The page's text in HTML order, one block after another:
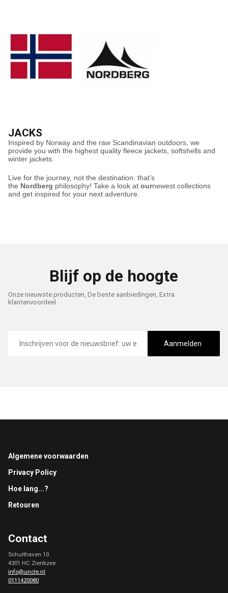
JACKS
Inspired by Norway and the raw Scandinavian outdoors, we
provide you with the highest quality fleece jackets, softshells and
winter jackets.
Live for the journey, not the destination: that's
the Nordberg philosophy! Take a look at ournewest collections
and get inspired for your next adventure.
Blijf op de hoogte
Onze nieuwste producten, De beste aanbiedingen, Extra
klantenvoordeel
mailadres
Aanmelden
Footer
Algemene voorwaarden
Privacy Policy
Hoe lang...?
Retouren
Contact
Schuithaven 10
4301 HC Zierikzee
info@uncle.nl
0111420080